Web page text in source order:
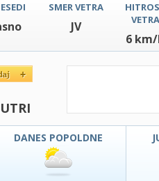
SMER VETRA
JV
VETRA
6
DANES POPOLDNE